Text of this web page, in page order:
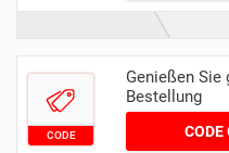
CODE
Genießen Sie
Bestellung
CODE